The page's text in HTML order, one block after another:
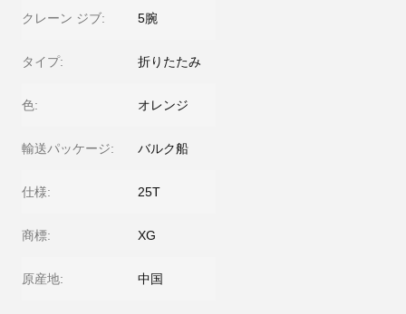
クレーン ジブ: 5腕
タイプ: 折りたたみ
色: オレンジ
輸送パッケージ: バルク船
仕様: 25T
商標: XG
原産地: 中国